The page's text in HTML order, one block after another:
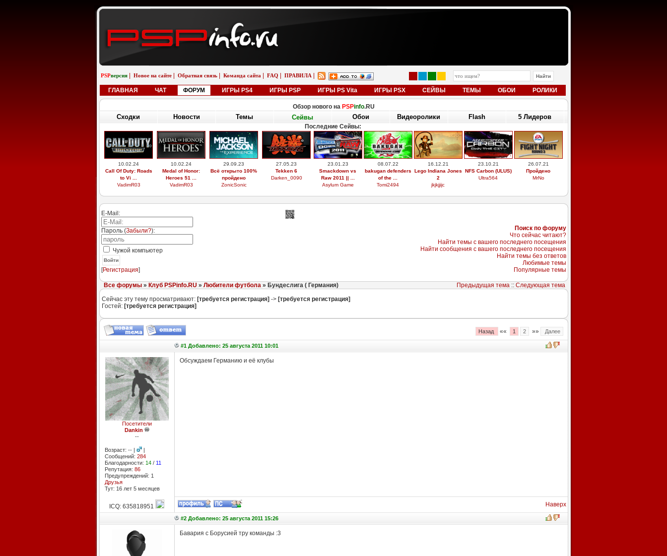
PSPверсия Новое на сайте Обратная связь Команда сайта FAQ ПРАВИЛА
ГЛАВНАЯ ЧАТ ФОРУМ ИГРЫ PS4 ИГРЫ PSP ИГРЫ PS Vita ИГРЫ PSX СЕЙВЫ ТЕМЫ ОБОИ РОЛИКИ
Обзор нового на PSPinfo.RU
Сходки Новости Темы Сейвы Обои Видеоролики Flash 5 Лидеров
Последние Сейвы:
10.02.24
Call Of Duty: Roads
to Vi ...
VadimR03
10.02.24
Medal of Honor:
Heroes 51 ...
VadimR03
29.09.23
Всё открыто 100%
пройдено
ZonicSonic
27.05.23
Tekken 6
Darken_0090
23.01.23
Smackdown vs
Raw 2011 || ...
Asylum Game
08.07.22
bakugan defenders
of the ...
Tomi2494
16.12.21
Lego Indiana Jones
2
jkjkjjijc
23.10.21
NFS Carbon (ULUS)
Ultra564
26.07.21
Пройдено
MrNo
E-Mail:
Пароль (Забыли?):
Чужой компьютер
Войти
[Регистрация]
Поиск по форуму
Что сейчас читают?
Найти темы с вашего последнего посещения
Найти сообщения с вашего последнего посещения
Найти темы без ответов
Любимые темы
Популярные темы
Все форумы» Клуб PSPinfo.RU » Любители футбола» Бундеслига ( Германия) Предыдущая тема:: Следующая тема
Сейчас эту тему просматривают: [требуется регистрация] -> [требуется регистрация]
Гостей: [требуется регистрация]
Назад «« 1 2 »» Далее
#1 Добавлено: 25 августа 2011 10:01
Посетители
Dankin
--
Возраст: -- |
|
Сообщений: 284
Благодарности: 14/ 11
Репутация: 86
Предупреждений: 1
Друзья
Тут: 16 лет 5 месяцев
Обсуждаем Германию и её клубы
ICQ: 635818951 Наверх
#2 Добавлено: 25 августа 2011 15:26
Бавария с Борусией тру команды :3